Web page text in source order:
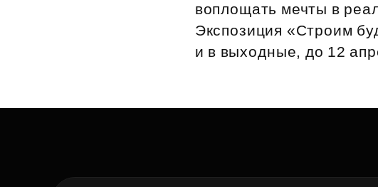
воплощать мечты в
Экспозиция «Строим
и в выходные, до 12